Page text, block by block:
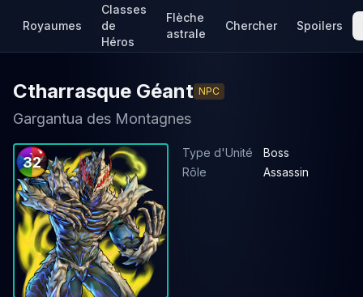
Royaumes
Classes
de
Héros
Flèche
astrale
Chercher Spoilers
Ctharrasque Géant NPC
Gargantua des Montagnes
32
Type d'Unité
Boss
Rôle
Assassin